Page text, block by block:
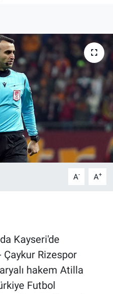
A- A+
Kayseri'de
Rizespor
hakem Atilla
Futbol